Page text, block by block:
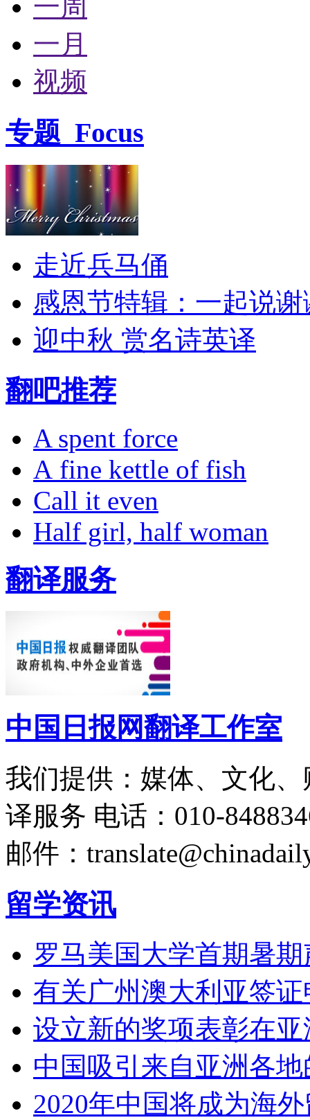
一周
一月
视频
专题 Focus
走近兵马俑
感恩节特辑：一起说谢
迎中秋 赏名诗英译
翻吧推荐
A spent force
A fine kettle of fish
Call it even
Half girl, half woman
翻译服务
中国日报网翻译工作室
我们提供：媒体、文化
译服务 电话：010-
邮件：
留学资讯
罗马美国大学首期暑
有关广州澳大利亚签
设立新的奖项表彰在
中国吸引来自亚洲各
2020年中国将成为海